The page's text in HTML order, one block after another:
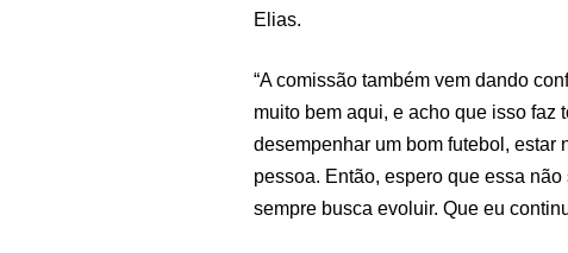
Elias.
“A comissão também vem dando
muito bem aqui, e acho que isso faz
desempenhar um bom futebol, estar
pessoa. Então, espero que essa
sempre busca evoluir. Que eu